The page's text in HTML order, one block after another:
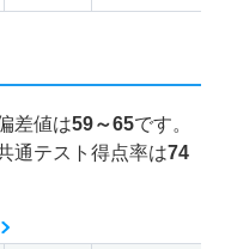
差値は59～65です。
通テスト得点率は74